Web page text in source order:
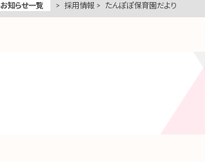
お知らせ一覧 > 採用情報 > たんぽぽ保育園だより